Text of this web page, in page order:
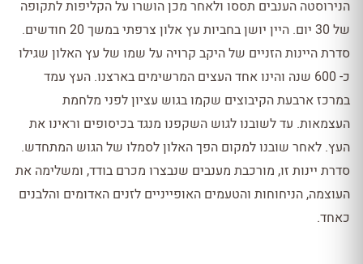
הנירוסטה הענבים תססו ולאחר מכן הושרו על הקליפות לתקופה
של 30 יום. היין יושן בחביות עץ אלון צרפתי במשך 20 חודשים.
סדרת היינות הזניים של היקב קרויה על שמו של עץ האלון שגילו
כ- 600 שנה והינו אחד העצים המרשימים בארצנו. העץ עמד
במרכז ארבעת הקיבוצים שקמו בגוש עציון לפני מלחמת
העצמאות. עד לשובנו לגוש השקפנו מנגד בכיסופים וראינו את
העץ. לאחר שובנו למקום הפך האלון לסמלו של הגוש המתחדש.
סדרת יינות זו, מורכבת מענבים שנבצרו מכרם בודד, ומשלימה את
העוצמה, הניחוחות והטעמים האופייניים לזנים האדומים והלבנים
כאחד.